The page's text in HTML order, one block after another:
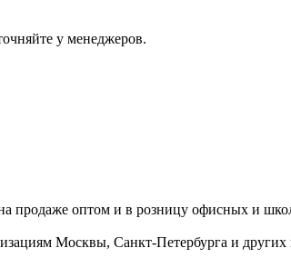
у менеджеров.
продаже оптом и в розницу офисных и
Москвы, Санкт-Петербурга и